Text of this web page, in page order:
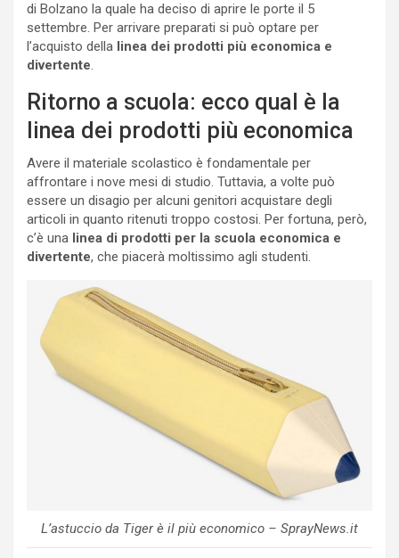
di Bolzano la quale ha deciso di aprire le porte il 5
settembre. Per arrivare preparati si può optare per
l’acquisto della linea dei prodotti più economica e
divertente.
Ritorno a scuola: ecco qual è la
linea dei prodotti più economica
Avere il materiale scolastico è fondamentale per
affrontare i nove mesi di studio. Tuttavia, a volte può
essere un disagio per alcuni genitori acquistare degli
articoli in quanto ritenuti troppo costosi. Per fortuna, però,
c’è una linea di prodotti per la scuola economica e
divertente, che piacerà moltissimo agli studenti.
L’astuccio da Tiger è il più economico – SprayNews.it